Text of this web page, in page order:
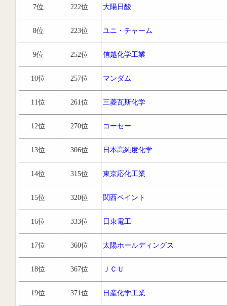
7位 222位 大陽日酸
8位 223位 ユニ・チャーム
9位 252位 信越化学工業
10位 257位 マンダム
11位 261位 三菱瓦斯化学
12位 270位 コーセー
13位 306位 日本高純度化学
14位 315位 東京応化工業
15位 320位 関西ペイント
16位 333位 日東電工
17位 360位 太陽ホールディングス
18位 367位 ＪＣＵ
19位 371位 日産化学工業